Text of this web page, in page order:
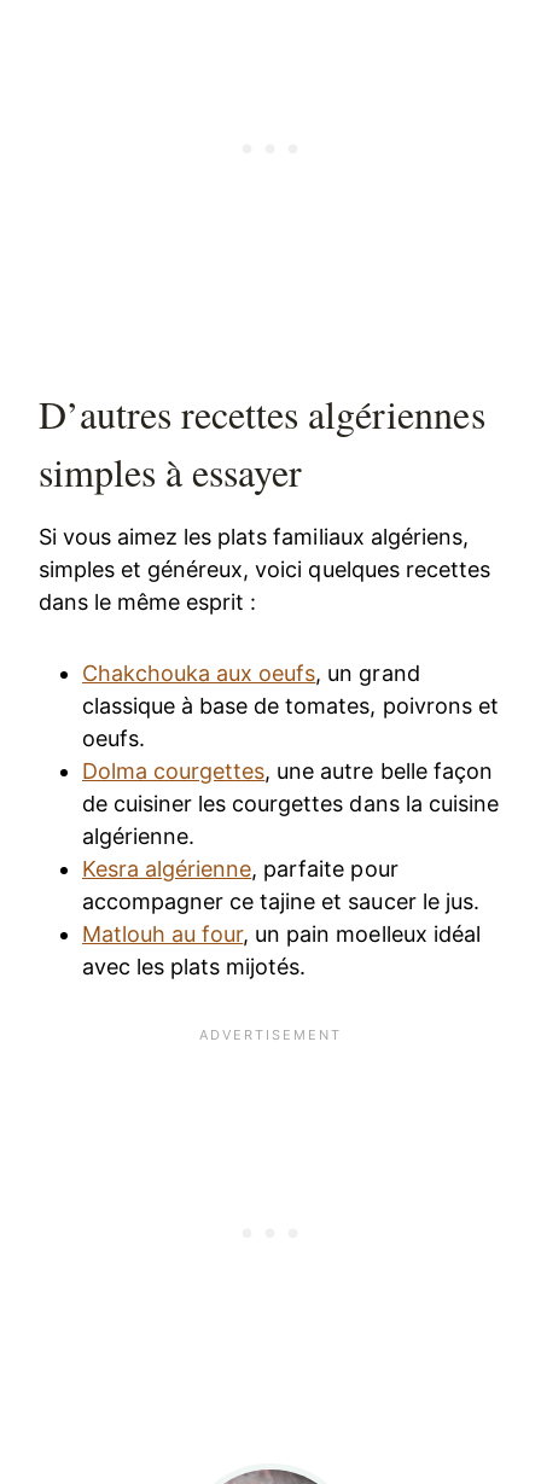
D’autres recettes algériennes
simples à essayer
Si vous aimez les plats familiaux algériens,
simples et généreux, voici quelques recettes
dans le même esprit :
Chakchouka aux oeufs, un grand
classique à base de tomates, poivrons et
oeufs.
Dolma courgettes, une autre belle façon
de cuisiner les courgettes dans la cuisine
algérienne.
Kesra algérienne, parfaite pour
accompagner ce tajine et saucer le jus.
Matlouh au four, un pain moelleux idéal
avec les plats mijotés.